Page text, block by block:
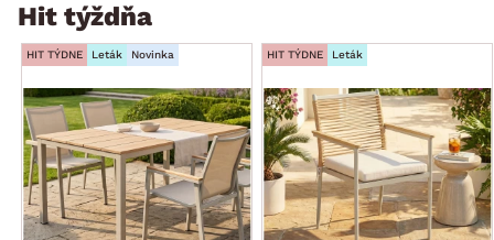
Hit týždňa
HIT TÝDNE Leták Novinka HIT TÝDNE Leták